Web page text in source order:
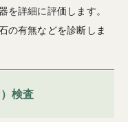
を詳細に評価します。
の有無などを診断しま
検査